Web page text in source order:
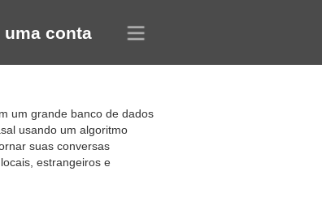
uma conta
um grande banco de dados
usando um algoritmo
suas conversas
estrangeiros e